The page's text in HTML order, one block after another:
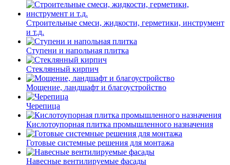
Строительные смеси, жидкости, герметики, инструмент
и т.д.
Ступени и напольная плитка
Cтеклянный кирпич
Мощение, ландшафт и благоустройство
Черепица
Кислотоупорная плитка промышленного назначения
Готовые системные решения для монтажа
Навесные вентилируемые фасады